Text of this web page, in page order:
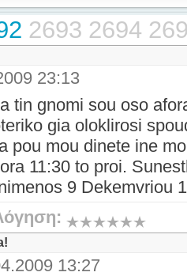
2693 2694
23:13
tin gnomi sou oso
gia oloklirosi
pou mou dinete ine
11:30 to proi.
9 Dekemvriou
13:27